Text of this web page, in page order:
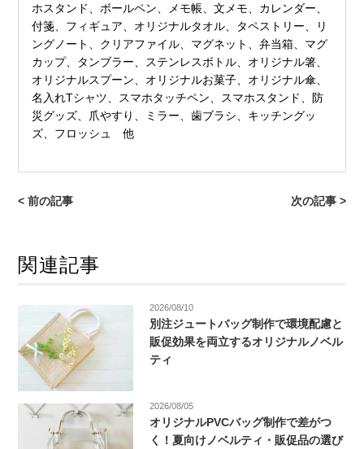
ホスタンド、ボールペン、メモ帳、文メモ、カレンダー、
付箋、フィギュア、オリジナルタオル、タペストリー、リ
ングノート、クリアファイル、マグネット、弁当箱、マグ
カップ、タンブラー、ステンレスボトル、オリジナル箸、
オリジナルスプーン、オリジナルお菓子、オリジナル傘、
名入れTシャツ、スマホタッチペン、スマホスタンド、防
災グッズ、爪やすり、ミラー、歯ブラシ、キッチングッ
ズ、フロッシュ 他
< 前の記事 次の記事 >
関連記事
2026/08/10
別注ジュートバッグ制作で環境配慮と
販促効果を両立するオリジナルノベル
ティ
2026/08/05
オリジナルPVCバッグ制作で差がつ
く！夏向けノベルティ・販促品の選び